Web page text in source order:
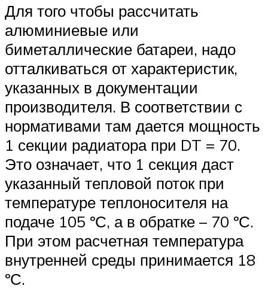
Для того чтобы рассчитать
алюминиевые или
биметаллические батареи, надо
отталкиваться от характеристик,
указанных в документации
производителя. В соответствии с
нормативами там дается мощность
1 секции радиатора при DT = 70.
Это означает, что 1 секция даст
указанный тепловой поток при
температуре теплоносителя на
подаче 105 ºС, а в обратке – 70 ºС.
При этом расчетная температура
внутренней среды принимается 18
ºС.